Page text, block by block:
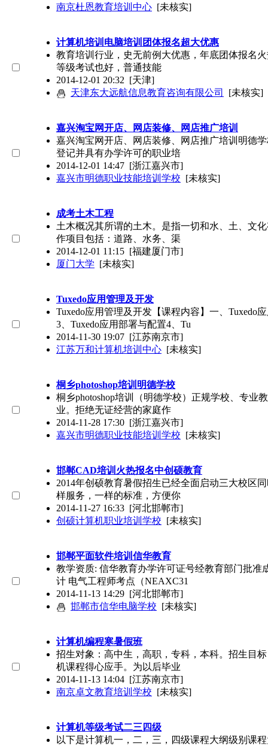
南京杜恩教育培训中心 [未核实]
计算机培训电脑培训团体报名超大优惠
教育培训行业，史无前例大优惠，年底团体报名
等级考试也好，普通技能
2014-12-01 20:32 [天津]
天津东大远航信息教育咨询有限公司
[未核实]
嘉兴淘宝网开店、网店装修、网店推广培训
嘉兴淘宝网开店、网店装修、网店推广培训明德
登记并具有办学许可的职业培
2014-12-01 14:47 [浙江嘉兴市]
嘉兴市明德职业技能培训学校 [未核实]
成考土木工程
土木概况其所谓的土木。是指一切和水、土、文
作项目包括：道路、水务、渠
2014-12-01 11:15 [福建厦门市]
厦门大学 [未核实]
Tuxedo应用管理及开发
Tuxedo应用管理及开发【课程内容】一、Tuxedo
3、Tuxedo应用部署与配置4、Tu
2014-11-30 19:07 [江苏南京市]
江苏万和计算机培训中心 [未核实]
桐乡photoshop培训明德学校
桐乡photoshop培训（明德学校）正规学校、专业
业。拒绝无证经营的家庭作
2014-11-28 17:30 [浙江嘉兴市]
嘉兴市明德职业技能培训学校 [未核实]
邯郸CAD培训火热报名中创硕教育
2014年创硕教育暑假招生已经全面启动三大校区
样服务，一样的标准，方便你
2014-11-27 16:33 [河北邯郸市]
创硕计算机职业培训学校 [未核实]
邯郸平面软件培训信华教育
教学资质: 信华教育办学许可证号经教育部门批
计 电气工程师考点（NEAXC31
2014-11-13 14:29 [河北邯郸市]
邯郸市信华电脑学校 [未核实]
计算机编程寒暑假班
招生对象：高中生，高职，专科，本科。招生目
机课程得心应手。为以后毕业
2014-11-13 14:04 [江苏南京市]
南京卓文教育培训学校 [未核实]
计算机等级考试二三四级
以下是计算机一，二，三，四级课程大纲级别课